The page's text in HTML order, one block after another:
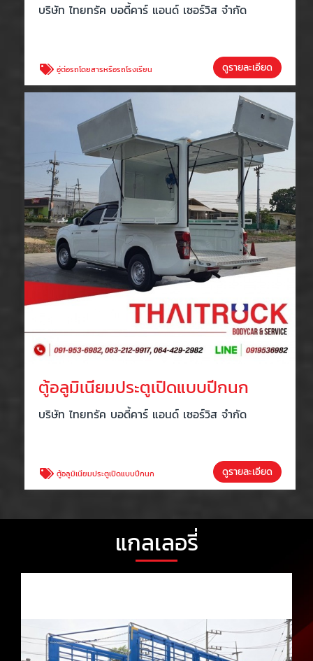
บริษัท ไทยทรัค บอดี้คาร์ แอนด์ เซอร์วิส จำกัด
อู่ต่อรถโดยสารหรือรถโรงเรียน ดูรายละเอียด
ตู้อลูมิเนียมประตูเปิดแบบปีกนก
บริษัท ไทยทรัค บอดี้คาร์ แอนด์ เซอร์วิส จำกัด
ตู้อลูมิเนียมประตูเปิดแบบปีกนก ดูรายละเอียด
แกลเลอรี่